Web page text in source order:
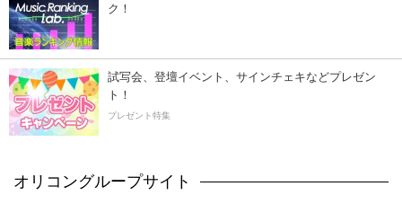
ク！
試写会、登壇イベント、サインチェキなどプレゼン
ト！
プレゼント特集
オリコングループサイト